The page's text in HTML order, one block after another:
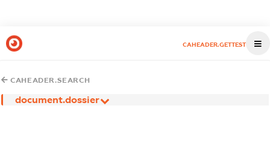
CAHEADER.GETTEST
CAHEADER.SEARCH
document.dossier